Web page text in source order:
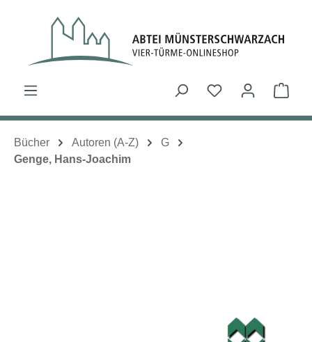
Zum Hauptinhalt springen
Du hast 0
Bücher Autoren (A-Z)
G
Genge, Hans-Joachim